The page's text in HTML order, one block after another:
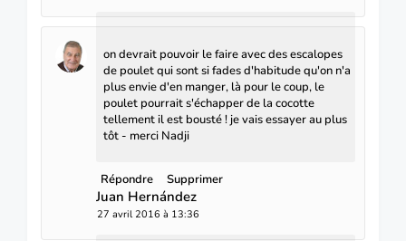
on devrait pouvoir le faire avec des escalopes
de poulet qui sont si fades d'habitude qu'on n'a
plus envie d'en manger, là pour le coup, le
poulet pourrait s'échapper de la cocotte
tellement il est bousté ! je vais essayer au plus
tôt - merci Nadji
Répondre Supprimer
Juan Hernández
27 avril 2016 à 13:36